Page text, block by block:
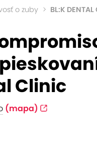
o zuby BL:K DENTAL
Clinic
(mapa)